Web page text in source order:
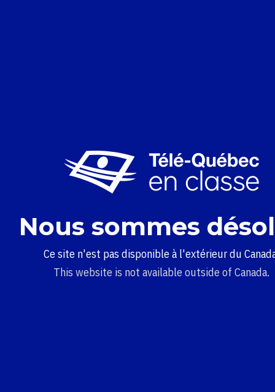
Nous sommes
Ce site n'est pas disponible à l'extérieur du
This website is not available outside of Canada.